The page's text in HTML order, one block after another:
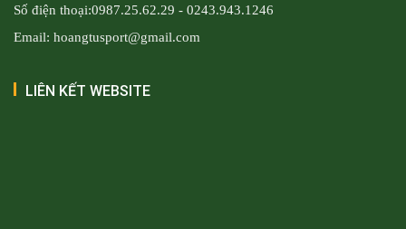
Số điện thoại:0987.25.62.29 - 0243.943.1246
Email: hoangtusport@gmail.com
LIÊN KẾT WEBSITE